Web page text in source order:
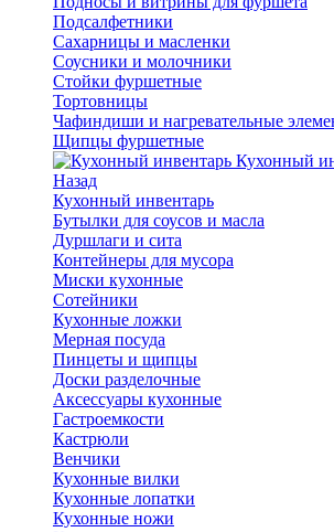
Подсалфетники
Сахарницы и масленки
Соусники и молочники
Стойки фуршетные
Тортовницы
Чафиндиши и нагревательные
Щипцы фуршетные
Кухонный
Назад
Кухонный инвентарь
Бутылки для соусов и масла
Дуршлаги и сита
Контейнеры для мусора
Миски кухонные
Сотейники
Кухонные ложки
Мерная посуда
Пинцеты и щипцы
Доски разделочные
Аксессуары кухонные
Гастроемкости
Кастрюли
Венчики
Кухонные вилки
Кухонные лопатки
Кухонные ножи